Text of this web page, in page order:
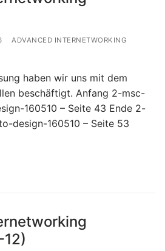
ADVANCED INTERNETWORKING
haben wir uns mit dem
beschäftigt. Anfang 2-msc-
160510 – Seite 43 Ende 2-
design-160510 – Seite 53